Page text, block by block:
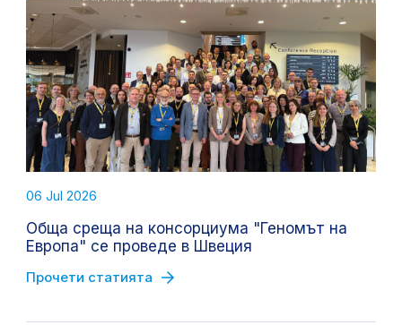
06 Jul 2026
Обща среща на консорциума "Геномът на
Европа" се проведе в Швеция
Прочети статията